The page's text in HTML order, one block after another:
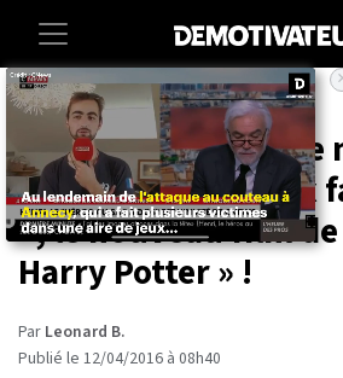
Accueil Entertainment
Une bande-annonce
pour « Les animaux
», le nouveau film de
Harry Potter » !
Par Leonard B.
Publié le 12/04/2016 à 08h40